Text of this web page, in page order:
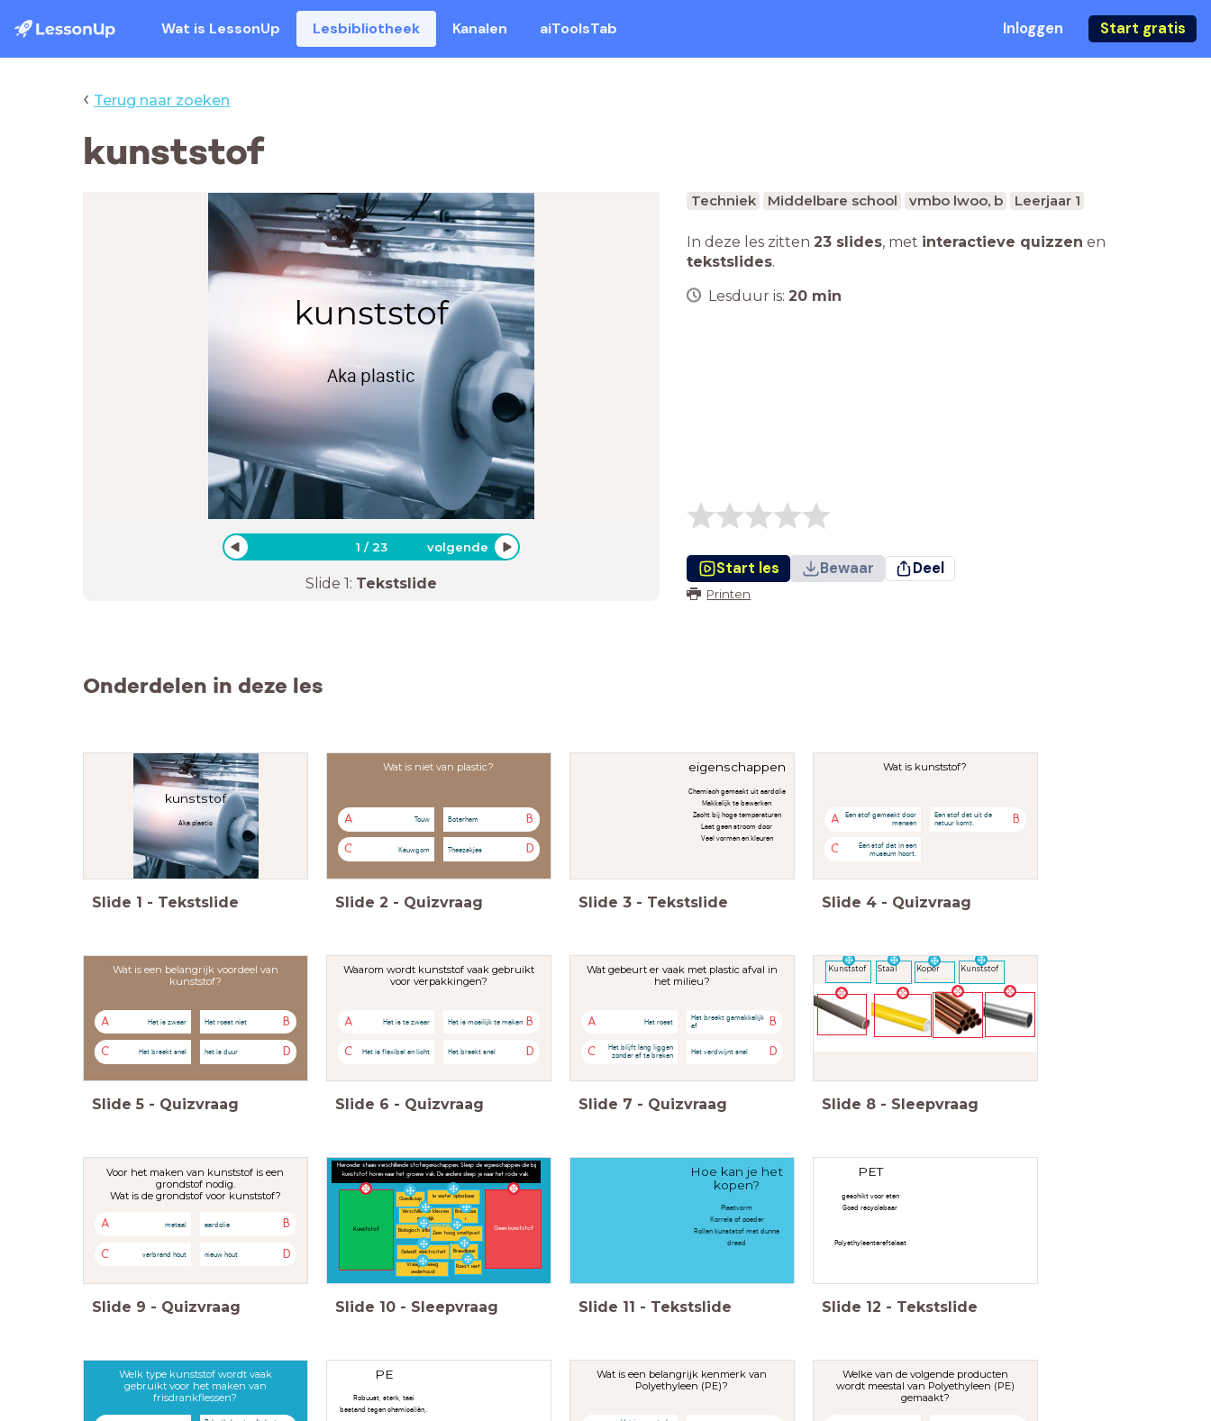
Wat is LessonUp Lesbibliotheek Kanalen aiToolsTab Inloggen Start gratis
‹ Terug naar zoeken
kunststof
kunststof
Aka plastic
1 /23 volgende
Slide 1: Tekstslide
Techniek Middelbare school vmbo lwoo, b Leerjaar 1
In deze les zitten 23 slides, met interactieve quizzen en
tekstslides.
Lesduur is: 20 min
Start les Bewaar Deel
Printen
Onderdelen in deze les
kunststof
Aka plastic
Slide 1 - Tekstslide
Wat is niet van plastic?
A Touw B
Boterham
C Kauwgom D
Theezakjes
Slide 2 - Quizvraag
eigenschappen
Chemisch gemaakt uit aardolie
Makkelijk te bewerken
Zacht bij hoge temperaturen
Laat geen stroom door
Veel vormen en kleuren
Slide 3 - Tekstslide
Wat is kunststof?
A
Een stof gemaakt door
mensen
B
Een stof dat uit de
natuur komt.
C
Een stof dat in een
museum hoort.
Slide 4 - Quizvraag
Wat is een belangrijk voordeel van
kunststof?
A Het is zwaar B
Het roest niet
C Het breekt snel D
het is duur
Slide 5 - Quizvraag
Waarom wordt kunststof vaak gebruikt
voor verpakkingen?
A Het is te zwaar B
Het is moeilijk te maken
C Het is flexibel en licht D
Het breekt snel
Slide 6 - Quizvraag
Wat gebeurt er vaak met plastic afval in
het milieu?
A Het roest B
Het breekt gamakkelijk
af
C
Het blijft lang liggen
zonder af te breken
D
Het verdwijnt snel
Slide 7 - Quizvraag
Kunststof
Koper
Staal
Kunststof
Slide 8 - Sleepvraag
Voor het maken van kunststof is een
grondstof nodig.
Wat is de grondstof voor kunststof?
A metaal B
aardolie
C verbrand hout D
nieuw hout
Slide 9 - Quizvraag
Hieronder staan verschillende stofeigenschappen. Sleep de eigenschappen die bij
kunststof horen naar het groene vak. De andere sleep je naar het rode vak.
Kunststof Geen kunststof
Goedkoop
Verschillende kleuren
mogelijk
Biologisch afbreekbaar
Geleidt elektriciteit
Breekbaa
r
Vraagt weinig
onderhoud
In water oplosbaar
Zeer hoog smeltpunt
Brandbaar
Roest niet
Slide 10 - Sleepvraag
Hoe kan je het
kopen?
Plaatvorm
Korrels of poeder
Rollen kunststof met dunne
draad
Slide 11 - Tekstslide
PET
geschikt voor eten
Goed recyclebaar
Polyethyleentereftalaat
Slide 12 - Tekstslide
Welk type kunststof wordt vaak
gebruikt voor het maken van
frisdrankflessen?
PE
Robuust, sterk, taai
bestand tegen chemicaliën,.
Wat is een belangrijk kenmerk van
Polyethyleen (PE)?
Welke van de volgende producten
wordt meestal van Polyethyleen (PE)
gemaakt?